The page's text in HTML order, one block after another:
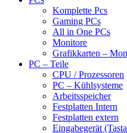
Komplette Pcs
Gaming PCs
All in One PCs
Monitore
Grafikkarten –
PC – Teile
CPU / Prozessoren
PC – Kühlsysteme
Arbeitsspeicher
Festplatten Intern
Festplatten extern
Eingabegerät